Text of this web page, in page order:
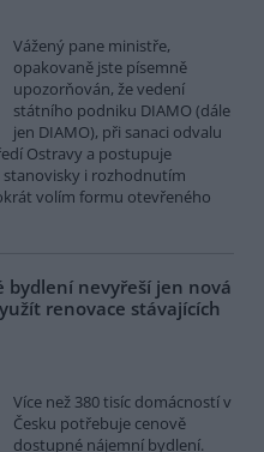
Vážený pane ministře,
opakovaně jste písemně
upozorňován, že vedení
státního podniku DIAMO (dále
jen DIAMO), při sanaci odvalu
Ostravy a postupuje
i rozhodnutím
volím formu otevřeného
bydlení nevyřeší jen nová
renovace stávajících
Více než 380 tisíc domácností v
Česku potřebuje cenově
dostupné nájemní bydlení.